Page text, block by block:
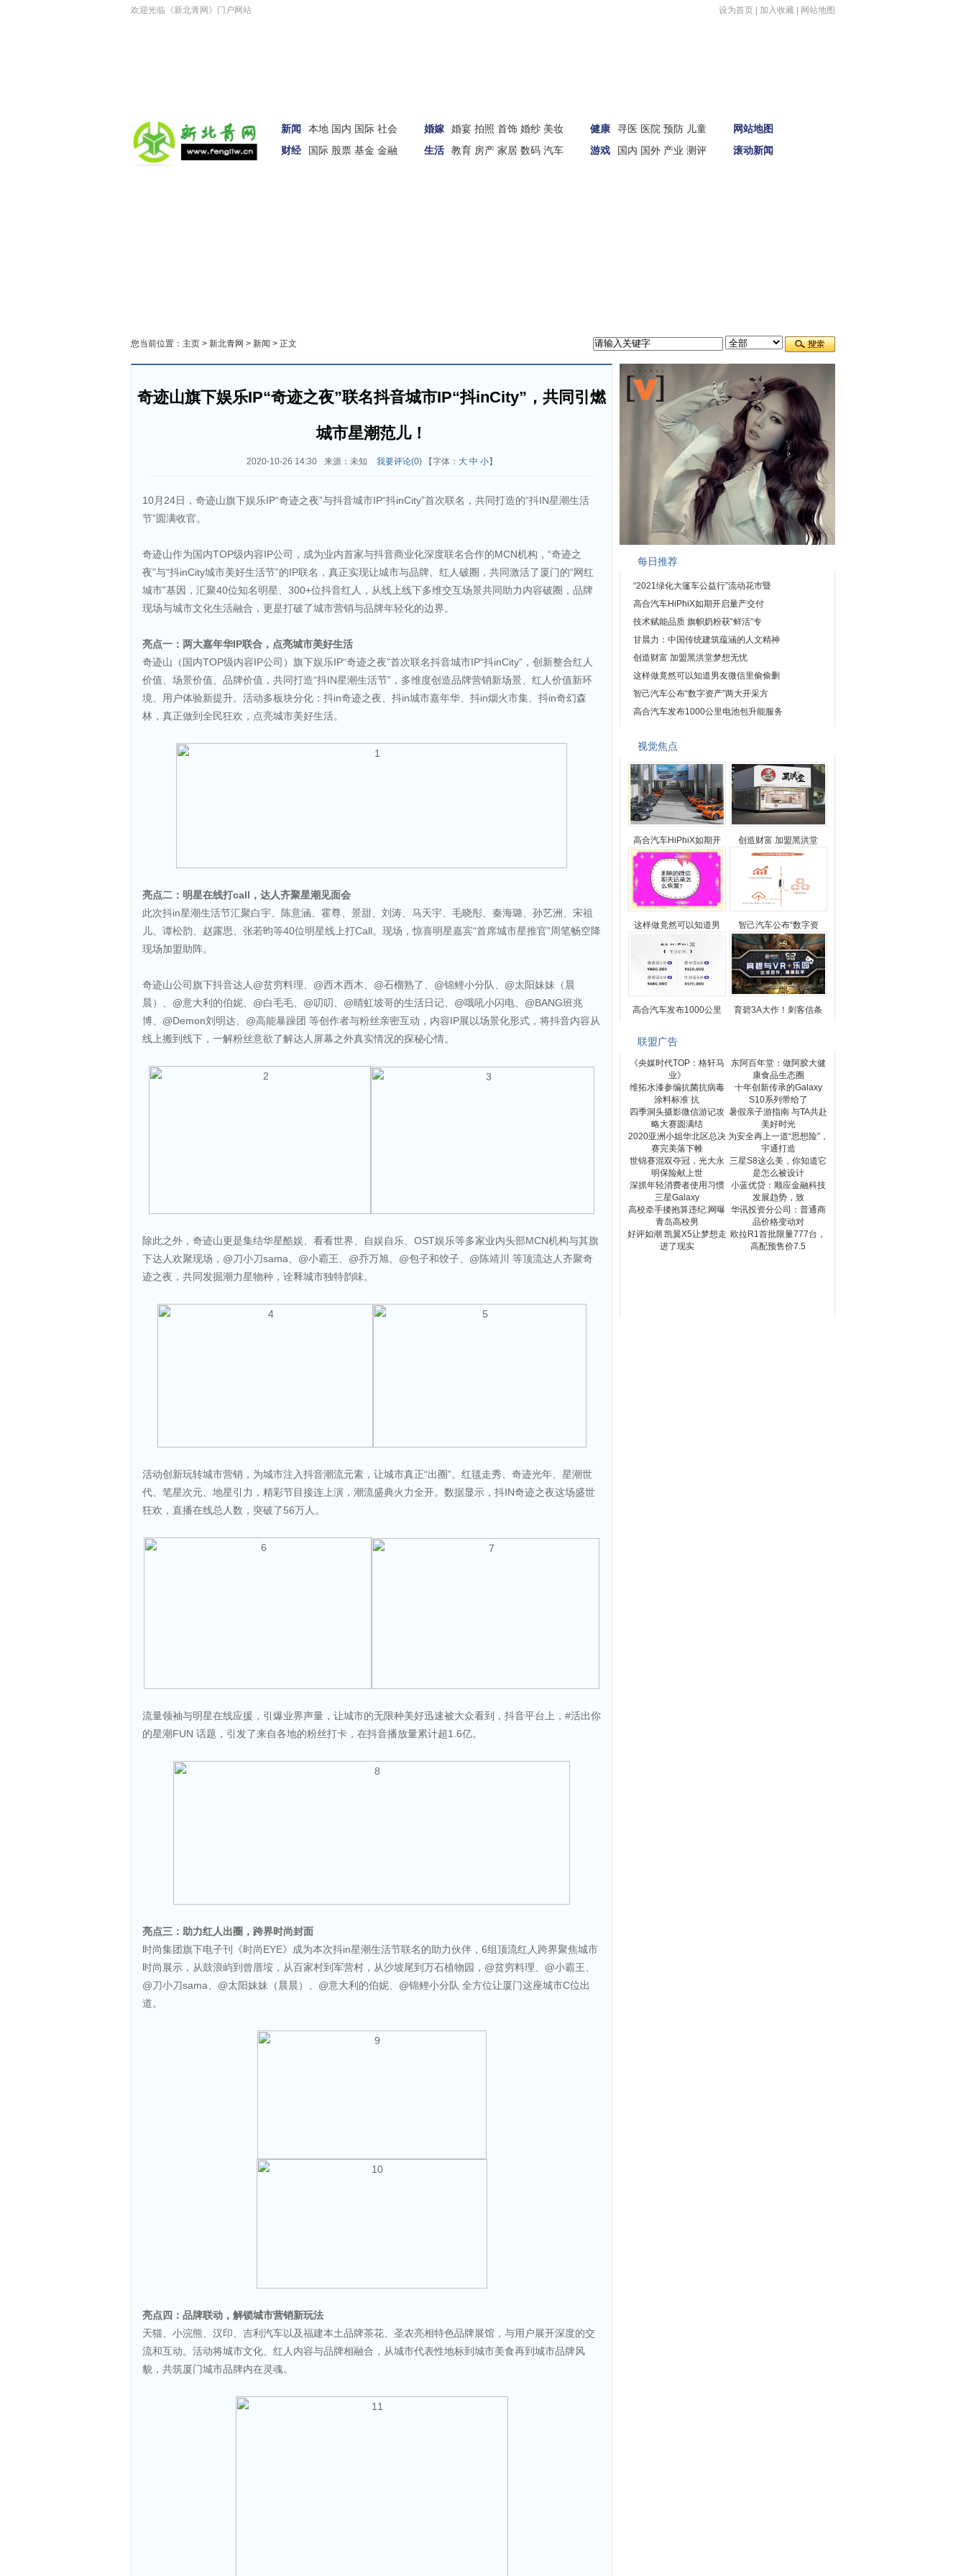
欢迎光临《新北青网》门户网站 设为首页 加入收藏 网站地图
新闻 本地 国内 国际 社会
财经
国际 股票 基金 金融
婚嫁 婚宴 拍照 首饰 婚纱 美妆
生活
教育 房产 家居 数码 汽车
健康 寻医 医院 预防 儿童
游戏
国内 国外 产业 测评
网站地图
滚动新闻
您当前位置： 主页 > 新北青网 > 新闻 > 正文
奇迹山旗下娱乐IP“奇迹之夜”联名抖音城市IP“抖inCity”，共同引燃
城市星潮范儿！
2020-10-26 14:30 来源：未知 我要评论(0)【字体： 大 中 小】
10月24日，奇迹山旗下娱乐IP“奇迹之夜”与抖音城市IP“抖inCity”首次联名，共同打造的“抖IN星潮生活
节”圆满收官。
奇迹山作为国内TOP级内容IP公司，成为业内首家与抖音商业化深度联名合作的MCN机构，“奇迹之
夜”与“抖inCity城市美好生活节”的IP联名，真正实现让城市与品牌、红人破圈，共同激活了厦门的“网红
城市”基因，汇聚40位知名明星、300+位抖音红人，从线上线下多维交互场景共同助力内容破圈，品牌
现场与城市文化生活融合，更是打破了城市营销与品牌年轻化的边界。
亮点一：两大嘉年华IP联合，点亮城市美好生活
奇迹山（国内TOP级内容IP公司）旗下娱乐IP“奇迹之夜”首次联名抖音城市IP“抖inCity”，创新整合红人
价值、场景价值、品牌价值，共同打造“抖IN星潮生活节”，多维度创造品牌营销新场景、红人价值新环
境、用户体验新提升。活动多板块分化：抖in奇迹之夜、抖in城市嘉年华、抖in烟火市集、抖in奇幻森
林，真正做到全民狂欢，点亮城市美好生活。
亮点二：明星在线打call，达人齐聚星潮见面会
此次抖in星潮生活节汇聚白宇、陈意涵、霍尊、景甜、刘涛、马天宇、毛晓彤、秦海璐、孙艺洲、宋祖
儿、谭松韵、赵露思、张若昀等40位明星线上打Call。现场，惊喜明星嘉宾“首席城市星推官”周笔畅空降
现场加盟助阵。
奇迹山公司旗下抖音达人@贫穷料理、@西木西木、@石榴熟了、@锦鲤小分队、@太阳妹妹（晨
晨）、@意大利的伯妮、@白毛毛、@叨叨、@晴虹坡哥的生活日记、@哦吼小闪电、@BANG班兆
博、@Demon刘明达、@高能暴躁团 等创作者与粉丝亲密互动，内容IP展以场景化形式，将抖音内容从
线上搬到线下，一解粉丝意欲了解达人屏幕之外真实情况的探秘心情。
除此之外，奇迹山更是集结华星酷娱、看看世界、自娱自乐、OST娱乐等多家业内头部MCN机构与其旗
下达人欢聚现场，@刀小刀sama、@小霸王、@乔万旭、@包子和饺子、@陈靖川 等顶流达人齐聚奇
迹之夜，共同发掘潮力星物种，诠释城市独特韵味。
活动创新玩转城市营销，为城市注入抖音潮流元素，让城市真正“出圈”。红毯走秀、奇迹光年、星潮世
代、笔星次元、地星引力，精彩节目接连上演，潮流盛典火力全开。数据显示，抖IN奇迹之夜这场盛世
狂欢，直播在线总人数，突破了56万人。
流量领袖与明星在线应援，引爆业界声量，让城市的无限种美好迅速被大众看到，抖音平台上，#活出你
的星潮FUN 话题，引发了来自各地的粉丝打卡，在抖音播放量累计超1.6亿。
亮点三：助力红人出圈，跨界时尚封面
时尚集团旗下电子刊《时尚EYE》成为本次抖in星潮生活节联名的助力伙伴，6组顶流红人跨界聚焦城市
时尚展示，从鼓浪屿到曾厝垵，从百家村到军营村，从沙坡尾到万石植物园，@贫穷料理、@小霸王、
@刀小刀sama、@太阳妹妹（晨晨）、@意大利的伯妮、@锦鲤小分队 全方位让厦门这座城市C位出
道。
亮点四：品牌联动，解锁城市营销新玩法
天猫、小浣熊、汉印、吉利汽车以及福建本土品牌茶花、圣农亮相特色品牌展馆，与用户展开深度的交
流和互动。活动将城市文化、红人内容与品牌相融合，从城市代表性地标到城市美食再到城市品牌风
貌，共筑厦门城市品牌内在灵魂。
每日推荐
“2021绿化大篷车公益行”流动花市暨
高合汽车HiPhiX如期开启量产交付
技术赋能品质 旗帜奶粉获“鲜活”专
甘晨力：中国传统建筑蕴涵的人文精神
创造财富 加盟黑洪堂梦想无忧
这样做竟然可以知道男友微信里偷偷删
智己汽车公布“数字资产”两大开采方
高合汽车发布1000公里电池包升能服务
视觉焦点
高合汽车HiPhiX如期开 创造财富 加盟黑洪堂
这样做竟然可以知道男 智己汽车公布“数字资
高合汽车发布1000公里 育碧3A大作！刺客信条
联盟广告
《央媒时代TOP：格轩马
业》
东阿百年堂：做阿胶大健
康食品生态圈
维拓水漆参编抗菌抗病毒
涂料标准 抗
十年创新传承的Galaxy
S10系列带给了
四季洞头摄影微信游记攻
略大赛圆满结
暑假亲子游指南 与TA共赴
美好时光
2020亚洲小姐华北区总决
赛完美落下帷
为安全再上一道“思想险”，
宇通打造
世锦赛混双夺冠，光大永
明保险献上世
三星S8这么美，你知道它
是怎么被设计
深抓年轻消费者使用习惯
三星Galaxy
小蓝优贷：顺应金融科技
发展趋势，致
高校牵手搂抱算违纪:网曝
青岛高校男
华讯投资分公司：普通商
品价格变动对
好评如潮 凯翼X5让梦想走
进了现实
欧拉R1首批限量777台，
高配预售价7.5